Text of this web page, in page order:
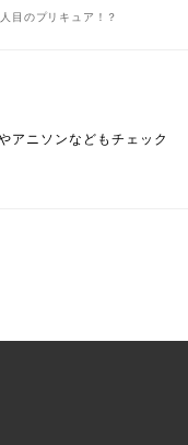
目のプリキュア！？
アニソンなどもチェック